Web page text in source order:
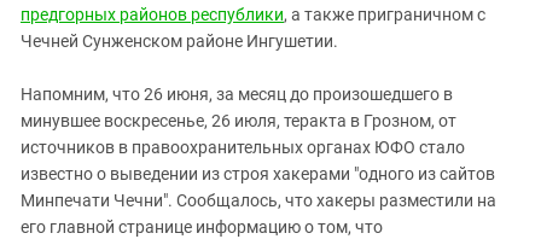
предгорных районов республики, а также приграничном с
Чечней Сунженском районе Ингушетии.
Напомним, что 26 июня, за месяц до произошедшего в
минувшее воскресенье, 26 июля, теракта в Грозном, от
источников в правоохранительных органах ЮФО стало
известно о выведении из строя хакерами "одного из сайтов
Минпечати Чечни". Сообщалось, что хакеры разместили на
его главной странице информацию о том, что